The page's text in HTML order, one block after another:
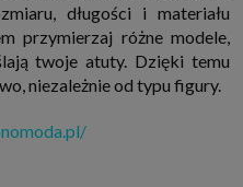
długości i materiału
przymierzaj różne modele,
twoje atuty. Dzięki temu
niezależnie od typu figury.